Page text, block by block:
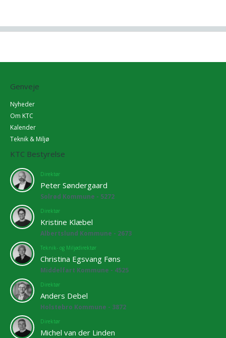
Genveje
Nyheder
Om KTC
Kalender
Teknik & Miljø
KTC Bestyrelse
Direktør
Peter Søndergaard
Solrød Kommune - 5272
Direktør
Kristine Klæbel
Albertslund Kommune - 2673
Teknik- og Miljødirektør
Christina Egsvang Føns
Middelfart Kommune - 4525
Direktør
Anders Debel
Holstebro Kommune - 3872
Direktør
Michel van der Linden